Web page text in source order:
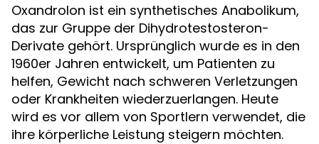
Oxandrolon ist ein synthetisches Anabolikum,
das zur Gruppe der Dihydrotestosteron-
Derivate gehört. Ursprünglich wurde es in den
1960er Jahren entwickelt, um Patienten zu
helfen, Gewicht nach schweren Verletzungen
oder Krankheiten wiederzuerlangen. Heute
wird es vor allem von Sportlern verwendet, die
ihre körperliche Leistung steigern möchten.